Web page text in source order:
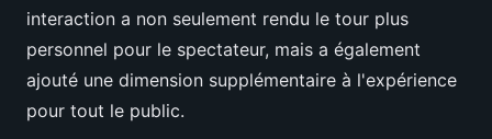
interaction a non seulement rendu le tour plus
personnel pour le spectateur, mais a également
ajouté une dimension supplémentaire à l'expérience
pour tout le public.